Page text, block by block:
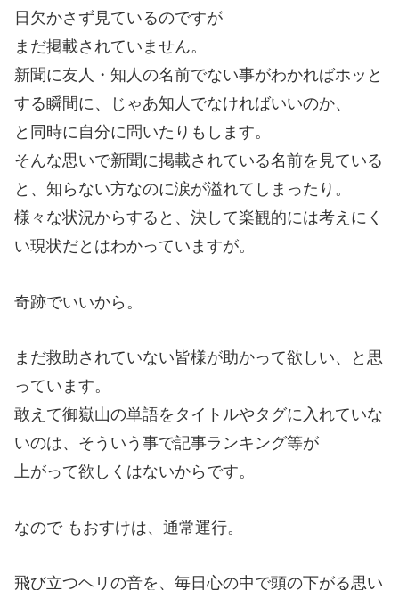
日欠かさず見ているのですが
まだ掲載されていません。
新聞に友人・知人の名前でない事がわかればホッと
する瞬間に、じゃあ知人でなければいいのか、
と同時に自分に問いたりもします。
そんな思いで新聞に掲載されている名前を見ている
と、知らない方なのに涙が溢れてしまったり。
様々な状況からすると、決して楽観的には考えにく
い現状だとはわかっていますが。
奇跡でいいから。
まだ救助されていない皆様が助かって欲しい、と思
っています。
敢えて御嶽山の単語をタイトルやタグに入れていな
いのは、そういう事で記事ランキング等が
上がって欲しくはないからです。
なので もおすけは、通常運行。
飛び立つヘリの音を、毎日心の中で頭の下がる思い